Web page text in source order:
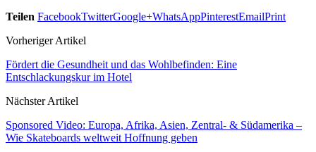
Teilen FacebookTwitterGoogle+WhatsAppPinterestEmailPrint
Vorheriger Artikel
Fördert die Gesundheit und das Wohlbefinden: Eine
Entschlackungskur im Hotel
Nächster Artikel
Sponsored Video: Europa, Afrika, Asien, Zentral- & Südamerika –
Wie Skateboards weltweit Hoffnung geben